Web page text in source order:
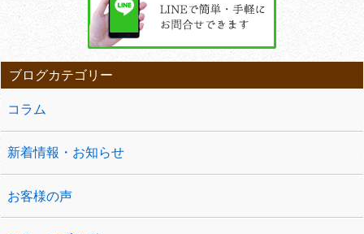
ブログカテゴリー
コラム
新着情報・お知らせ
お客様の声